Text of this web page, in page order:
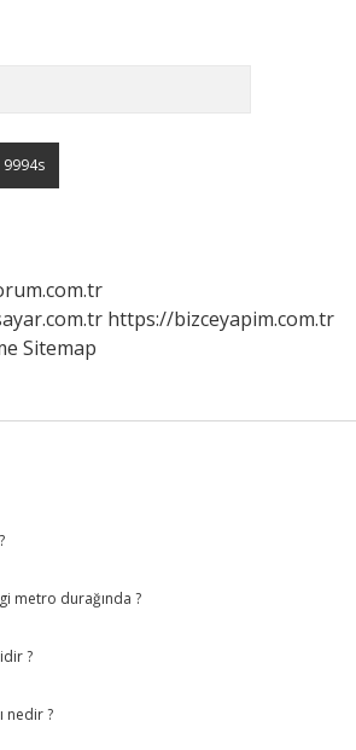
https://bizceyapim.com.tr
Sitemap
metro durağında ?
?
nedir ?